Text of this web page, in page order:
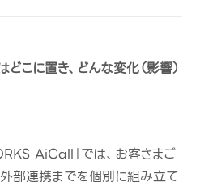
に置き、どんな変化（影響）
AiCall」では、お客さまご
部連携までを個別に組み立て